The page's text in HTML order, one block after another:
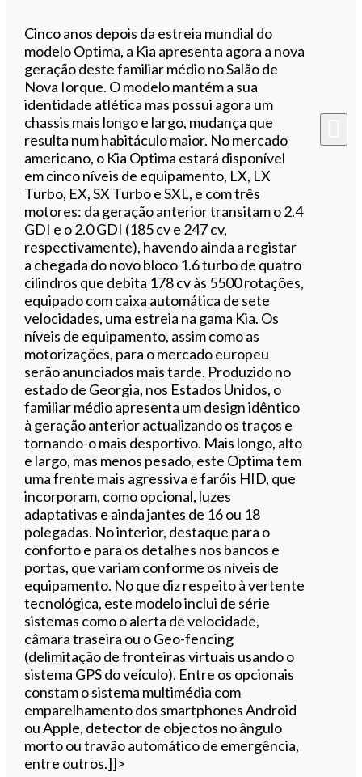
Cinco anos depois da estreia mundial do
modelo Optima, a Kia apresenta agora a nova
geração deste familiar médio no Salão de
Nova Iorque. O modelo mantém a sua
identidade atlética mas possui agora um
chassis mais longo e largo, mudança que
resulta num habitáculo maior. No mercado
americano, o Kia Optima estará disponível
em cinco níveis de equipamento, LX, LX
Turbo, EX, SX Turbo e SXL, e com três
motores: da geração anterior transitam o 2.4
GDI e o 2.0 GDI (185 cv e 247 cv,
respectivamente), havendo ainda a registar
a chegada do novo bloco 1.6 turbo de quatro
cilindros que debita 178 cv às 5500 rotações,
equipado com caixa automática de sete
velocidades, uma estreia na gama Kia. Os
níveis de equipamento, assim como as
motorizações, para o mercado europeu
serão anunciados mais tarde. Produzido no
estado de Georgia, nos Estados Unidos, o
familiar médio apresenta um design idêntico
à geração anterior actualizando os traços e
tornando-o mais desportivo. Mais longo, alto
e largo, mas menos pesado, este Optima tem
uma frente mais agressiva e faróis HID, que
incorporam, como opcional, luzes
adaptativas e ainda jantes de 16 ou 18
polegadas. No interior, destaque para o
conforto e para os detalhes nos bancos e
portas, que variam conforme os níveis de
equipamento. No que diz respeito à vertente
tecnológica, este modelo inclui de série
sistemas como o alerta de velocidade,
câmara traseira ou o Geo-fencing
(delimitação de fronteiras virtuais usando o
sistema GPS do veículo). Entre os opcionais
constam o sistema multimédia com
emparelhamento dos smartphones Android
ou Apple, detector de objectos no ângulo
morto ou travão automático de emergência,
entre outros.]]>